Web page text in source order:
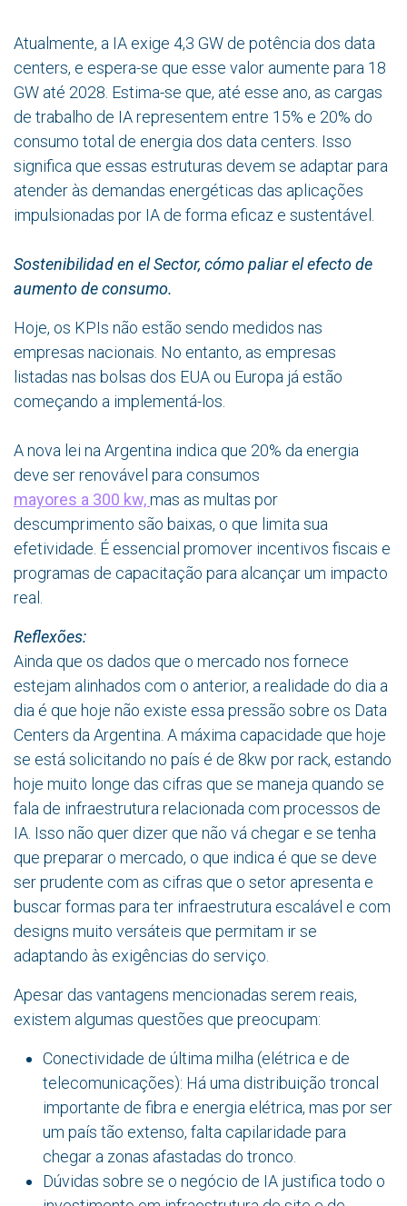
Atualmente, a IA exige 4,3 GW de potência dos data
centers, e espera-se que esse valor aumente para 18
GW até 2028. Estima-se que, até esse ano, as cargas
de trabalho de IA representem entre 15% e 20% do
consumo total de energia dos data centers. Isso
significa que essas estruturas devem se adaptar para
atender às demandas energéticas das aplicações
impulsionadas por IA de forma eficaz e sustentável.
Sostenibilidad en el Sector, cómo paliar el efecto de
aumento de consumo.
Hoje, os KPIs não estão sendo medidos nas
empresas nacionais. No entanto, as empresas
listadas nas bolsas dos EUA ou Europa já estão
começando a implementá-los.
A nova lei na Argentina indica que 20% da energia
deve ser renovável para consumos
mayores a 300 kw,mas as multas por
descumprimento são baixas, o que limita sua
efetividade. É essencial promover incentivos fiscais e
programas de capacitação para alcançar um impacto
real.
Reflexões:
Ainda que os dados que o mercado nos fornece
estejam alinhados com o anterior, a realidade do dia a
dia é que hoje não existe essa pressão sobre os Data
Centers da Argentina. A máxima capacidade que hoje
se está solicitando no país é de 8kw por rack, estando
hoje muito longe das cifras que se maneja quando se
fala de infraestrutura relacionada com processos de
IA. Isso não quer dizer que não vá chegar e se tenha
que preparar o mercado, o que indica é que se deve
ser prudente com as cifras que o setor apresenta e
buscar formas para ter infraestrutura escalável e com
designs muito versáteis que permitam ir se
adaptando às exigências do serviço.
Apesar das vantagens mencionadas serem reais,
existem algumas questões que preocupam:
Conectividade de última milha (elétrica e de
telecomunicações): Há uma distribuição troncal
importante de fibra e energia elétrica, mas por ser
um país tão extenso, falta capilaridade para
chegar a zonas afastadas do tronco.
Dúvidas sobre se o negócio de IA justifica todo o